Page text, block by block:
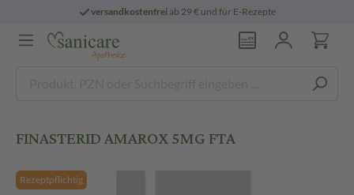
versandkostenfreiab 29 € und für E-Rezepte
FINASTERID AMAROX 5MG FTA
Rezeptpflichtig